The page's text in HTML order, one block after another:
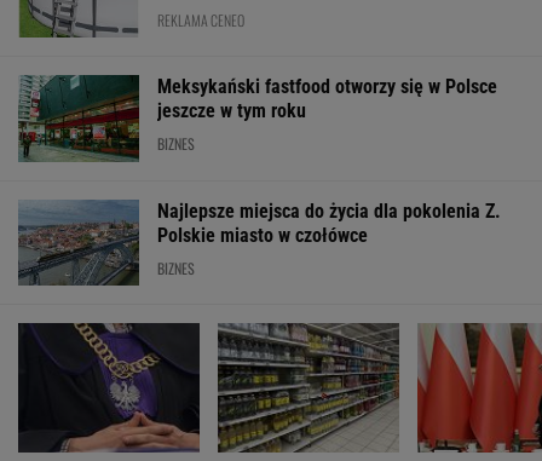
REKLAMA CENEO
Meksykański fastfood otworzy się w Polsce
jeszcze w tym roku
BIZNES
Najlepsze miejsca do życia dla pokolenia Z.
Polskie miasto w czołówce
BIZNES